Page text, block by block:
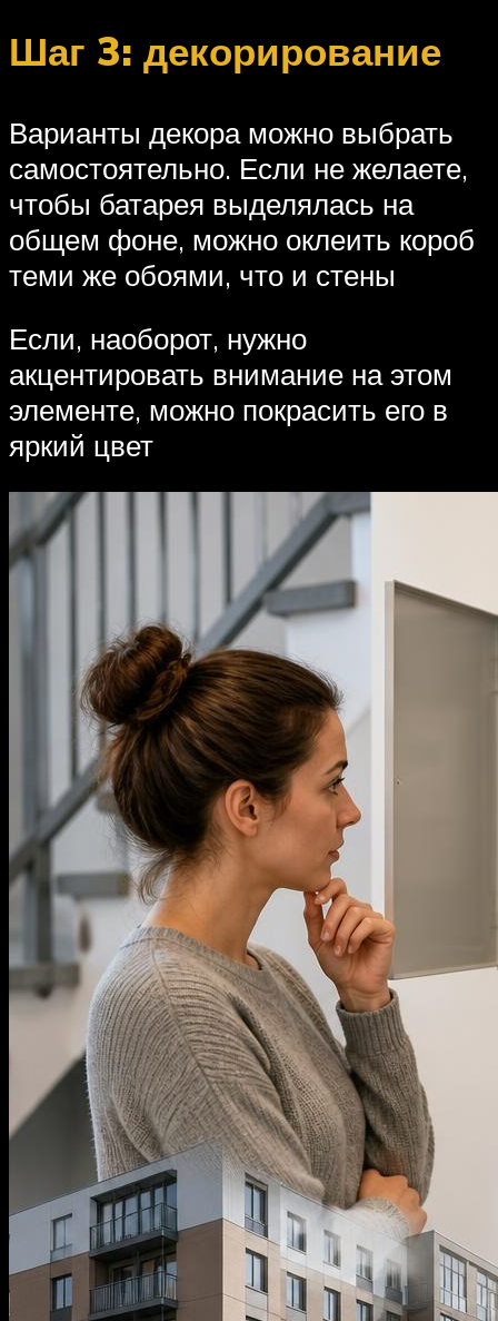
Шаг 3: декорирование
Варианты декора можно выбрать
самостоятельно. Если не желаете,
чтобы батарея выделялась на
общем фоне, можно оклеить короб
теми же обоями, что и стены
Если, наоборот, нужно
акцентировать внимание на этом
элементе, можно покрасить его в
яркий цвет